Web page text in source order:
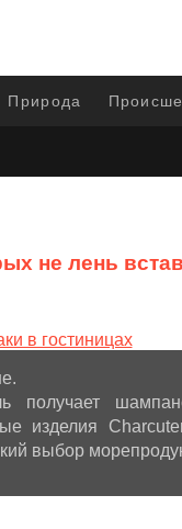
Природа
не лень
получает
изделия
выбор